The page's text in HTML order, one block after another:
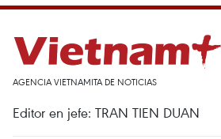
AGENCIA VIETNAMITA DE NOTICIAS
Editor en jefe: TRAN TIEN DUAN